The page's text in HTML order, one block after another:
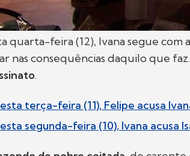
quarta-feira (12), Ivana segue com
nas consequências daquilo que faz.
.
terça-feira (11), Felipe acusa
segunda-feira (10), Ivana acusa